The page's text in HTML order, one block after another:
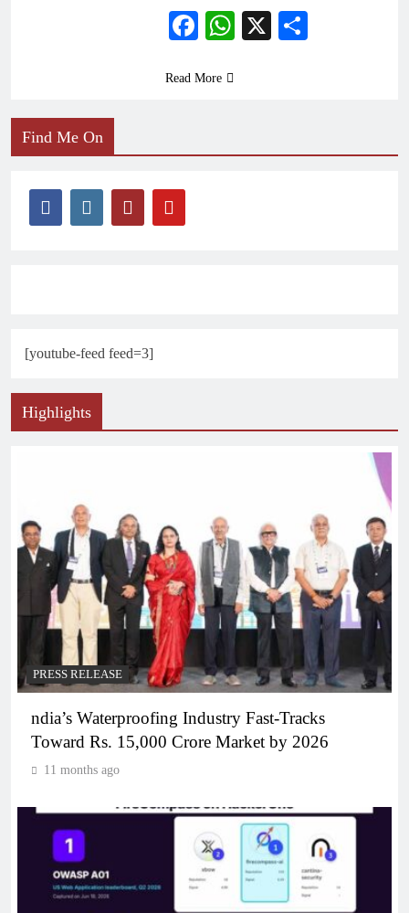
Facebook
WhatsApp
X
Read More
Find Me On
[youtube-feed feed=3]
Highlights
PRESS RELEASE
ndia’s Waterproofing Industry Fast-Tracks
Toward Rs. 15,000 Crore Market by 2026
11 months ago